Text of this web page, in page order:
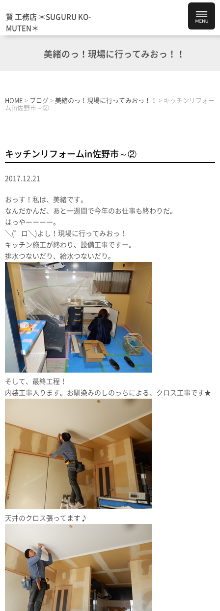
賢 工務店 ＊SUGURU KO-
MUTEN＊
美緒のっ！現場に行ってみおっ！！
HOME > ブログ > 美緒のっ！現場に行ってみおっ！！ > キッチンリフォー
ムin佐野市～②
キッチンリフォームin佐野市～②
2017.12.21
おっす！私は、美緒です。
なんだかんだ、あと一週間で今年のお仕事も終わりだ。
はっやーーーー。
＼(゜ロ＼)よし！現場に行ってみおっ！
キッチン施工が終わり、設備工事ですー。
排水つないだり、給水つないだり。
そして、最終工程！
内装工事入ります。お馴染みのしのっちによる、クロス工事です★
天井のクロス張ってます♪